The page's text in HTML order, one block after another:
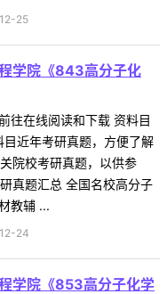
25
学院《843高分子化
往在线阅读和下载 资料目
近年考研真题，方便了解
院校考研真题，以供参
真题汇总 全国名校高分子
教辅 ...
24
学院《853高分子化学